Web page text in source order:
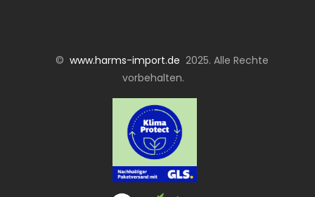
© www.harms-import.de 2025. Alle Rechte
vorbehalten.